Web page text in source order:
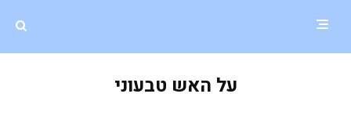
על האש טבעוני